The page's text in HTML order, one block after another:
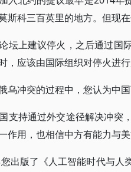
斯科三百英里的地方。但现
坛上建议停火，之后通过国
，应该由国际组织对停火进
乌冲突的过程中，您认为中
支持通过外交途径解决冲突
作用，也相信中方有能力与
出版了《人工智能时代与